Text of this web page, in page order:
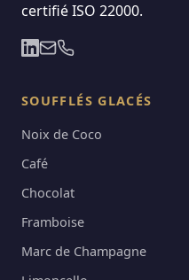
certifié ISO 22000.
SOUFFLÉS GLACÉS
Noix de Coco
Café
Chocolat
Framboise
Marc de Champagne